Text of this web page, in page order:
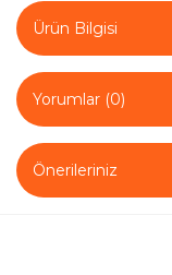
Ürün Bilgisi
Yorumlar (0)
Önerileriniz